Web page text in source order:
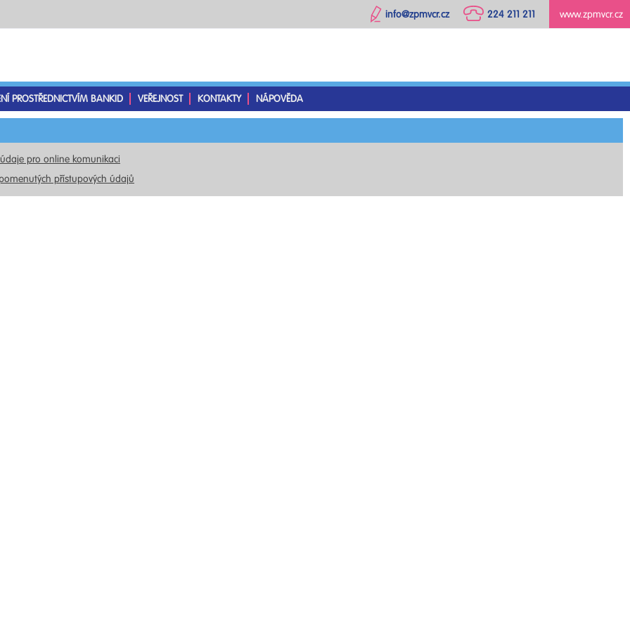
www.zpmvcr.cz
224 211 211
info@zpmvcr.cz
PROSTŘEDNICTVÍM BANKID VEŘEJNOST KONTAKTY NÁPOVĚDA
pro online komunikaci
přístupových údajů